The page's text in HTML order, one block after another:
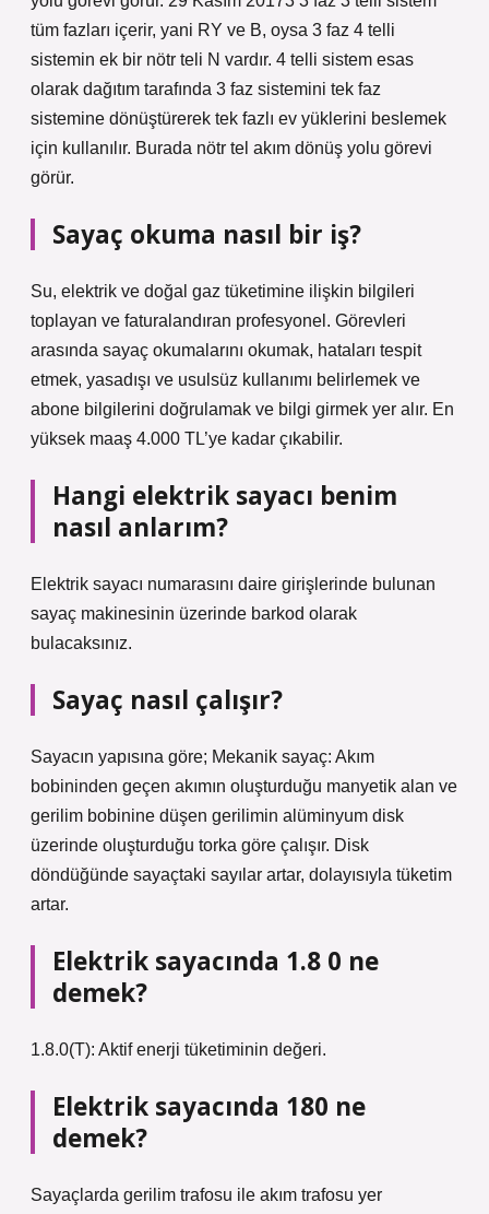
tüm fazları içerir, yani RY ve B, oysa 3 faz 4 telli
sistemin ek bir nötr teli N vardır. 4 telli sistem esas
olarak dağıtım tarafında 3 faz sistemini tek faz
sistemine dönüştürerek tek fazlı ev yüklerini beslemek
için kullanılır. Burada nötr tel akım dönüş yolu görevi
görür.
Sayaç okuma nasıl bir iş?
Su, elektrik ve doğal gaz tüketimine ilişkin bilgileri
toplayan ve faturalandıran profesyonel. Görevleri
arasında sayaç okumalarını okumak, hataları tespit
etmek, yasadışı ve usulsüz kullanımı belirlemek ve
abone bilgilerini doğrulamak ve bilgi girmek yer alır. En
yüksek maaş 4.000 TL’ye kadar çıkabilir.
Hangi elektrik sayacı benim
nasıl anlarım?
Elektrik sayacı numarasını daire girişlerinde bulunan
sayaç makinesinin üzerinde barkod olarak
bulacaksınız.
Sayaç nasıl çalışır?
Sayacın yapısına göre; Mekanik sayaç: Akım
bobininden geçen akımın oluşturduğu manyetik alan ve
gerilim bobinine düşen gerilimin alüminyum disk
üzerinde oluşturduğu torka göre çalışır. Disk
döndüğünde sayaçtaki sayılar artar, dolayısıyla tüketim
artar.
Elektrik sayacında 1.8 0 ne
demek?
1.8.0(T): Aktif enerji tüketiminin değeri.
Elektrik sayacında 180 ne
demek?
Sayaçlarda gerilim trafosu ile akım trafosu yer